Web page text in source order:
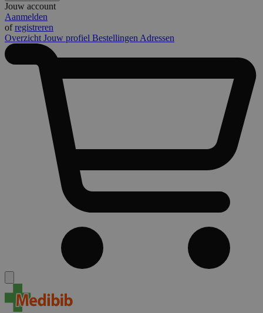
Jouw account
Aanmelden
ofregistreren
Overzicht Jouw profiel Bestellingen Adressen